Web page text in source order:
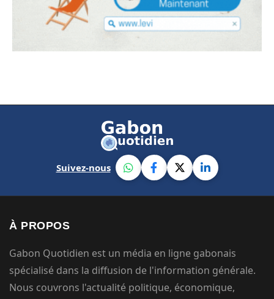
Suivez-nous
À PROPOS
Gabon Quotidien est un média en ligne gabonais
spécialisé dans la diffusion de l'information générale.
Nous couvrons l'actualité politique, économique,